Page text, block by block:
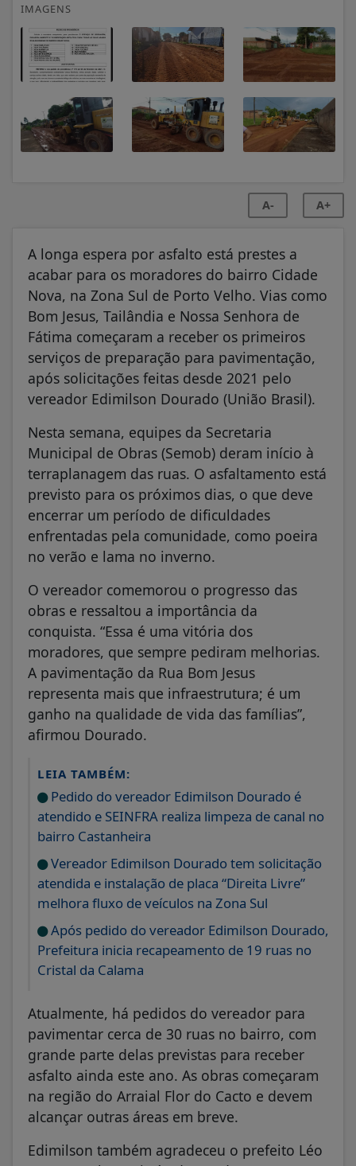
IMAGENS
A- A+
A longa espera por asfalto está prestes a
acabar para os moradores do bairro Cidade
Nova, na Zona Sul de Porto Velho. Vias como
Bom Jesus, Tailândia e Nossa Senhora de
Fátima começaram a receber os primeiros
serviços de preparação para pavimentação,
após solicitações feitas desde 2021 pelo
vereador Edimilson Dourado (União Brasil).
Nesta semana, equipes da Secretaria
Municipal de Obras (Semob) deram início à
terraplanagem das ruas. O asfaltamento está
previsto para os próximos dias, o que deve
encerrar um período de dificuldades
enfrentadas pela comunidade, como poeira
no verão e lama no inverno.
O vereador comemorou o progresso das
obras e ressaltou a importância da
conquista. “Essa é uma vitória dos
moradores, que sempre pediram melhorias.
A pavimentação da Rua Bom Jesus
representa mais que infraestrutura; é um
ganho na qualidade de vida das famílias”,
afirmou Dourado.
LEIA TAMBÉM:
Pedido do vereador Edimilson Dourado é
atendido e SEINFRA realiza limpeza de canal no
bairro Castanheira
Vereador Edimilson Dourado tem solicitação
atendida e instalação de placa “Direita Livre”
melhora fluxo de veículos na Zona Sul
Após pedido do vereador Edimilson Dourado,
Prefeitura inicia recapeamento de 19 ruas no
Cristal da Calama
Atualmente, há pedidos do vereador para
pavimentar cerca de 30 ruas no bairro, com
grande parte delas previstas para receber
asfalto ainda este ano. As obras começaram
na região do Arraial Flor do Cacto e devem
alcançar outras áreas em breve.
Edimilson também agradeceu o prefeito Léo